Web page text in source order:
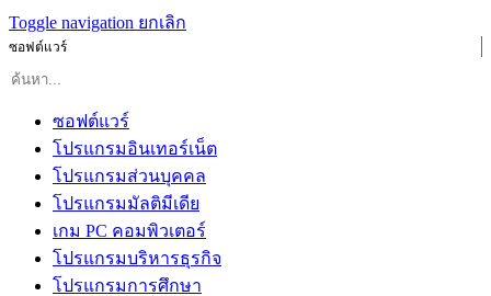
Toggle navigation ยกเลิก
ซอฟต์แวร์
ซอฟต์แวร์
โปรแกรมอินเทอร์เน็ต
โปรแกรมส่วนบุคคล
โปรแกรมมัลติมีเดีย
เกม PC คอมพิวเตอร์
โปรแกรมบริหารธุรกิจ
โปรแกรมการศึกษา